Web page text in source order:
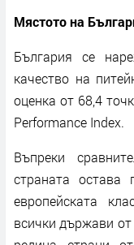
Мястото на
България се
качество на
оценка от 68,4
Performance Index.
Въпреки
страната остава
европейската
всички държави